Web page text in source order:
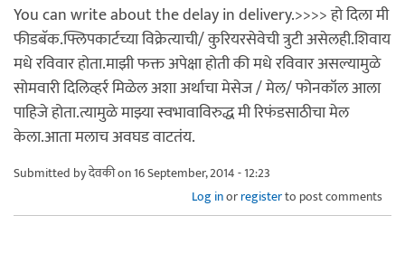
You can write about the delay in delivery.>>>> हो दिला मी
फीडबॅक.फ्लिपकार्टच्या विक्रेत्याची/ कुरियरसेवेची त्रुटी असेलही.शिवाय
मधे रविवार होता.माझी फक्त अपेक्षा होती की मधे रविवार असल्यामुळे
सोमवारी दिलिव्हर्र मिळेल अशा अर्थाचा मेसेज / मेल/ फोनकॉल आला
पाहिजे होता.त्यामुळे माझ्या स्वभावाविरुद्ध मी रिफंडसाठीचा मेल
केला.आता मलाच अवघड वाटतंय.
Submitted byदेवकीon 16 September, 2014 - 12:23
Log inorregisterto post comments